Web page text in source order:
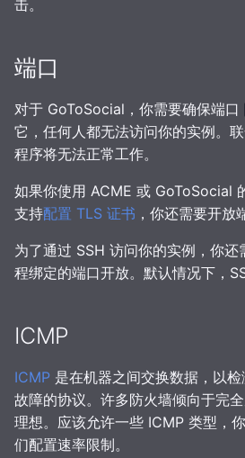
迁移
从以前的实例导入帖文
账户
媒体
存储
贴文
TLS
邮件配置 (smtp)
Syslog
HTTP 客户端
IP 屏蔽
Linux
iptables
nftables
BSDs
Robots.txt
GtS CLI 工具
备份和恢复
媒体缓存
骚扰信息过滤
主题
互动规则
管理
术语表
击。
端口
对于 GoToSocial，你需要确保端口
它，任何人都无法访问你的实例。
程序将无法正常工作。
如果你使用 ACME 或 GoToSocial
支持配置 TLS 证书 ，你还需要开放
为了通过 SSH 访问你的实例，你
程绑定的端口开放。默认情况下，
ICMP
ICMP 是在机器之间交换数据，以
故障的协议。许多防火墙倾向于完
理想。应该允许一些 ICMP 类型，
们配置速率限制。